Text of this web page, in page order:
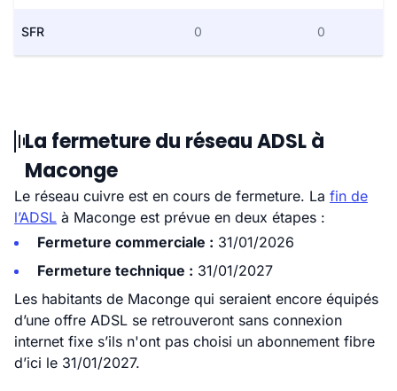
SFR 0 0
La fermeture du réseau ADSL à
Maconge
Le réseau cuivre est en cours de fermeture. La fin de
l’ADSL à Maconge est prévue en deux étapes :
Fermeture commerciale : 31/01/2026
Fermeture technique : 31/01/2027
Les habitants de Maconge qui seraient encore équipés
d’une offre ADSL se retrouveront sans connexion
internet fixe s’ils n'ont pas choisi un abonnement fibre
d’ici le 31/01/2027.